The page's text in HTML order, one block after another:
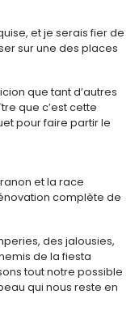
et je serais fier de
sur une des places
que tant d’autres
que c’est cette
pour faire partir le
et la race
complète de
des jalousies,
de la fiesta
tout notre possible
qui nous reste en